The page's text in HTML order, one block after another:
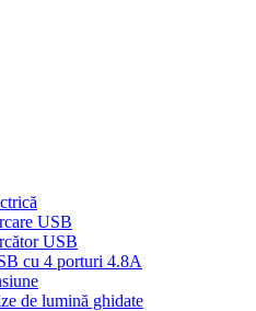
USB
USB
cu 4 porturi 4.8A
de lumină ghidate